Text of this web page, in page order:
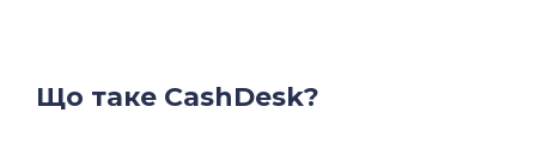
Що таке CashDesk?